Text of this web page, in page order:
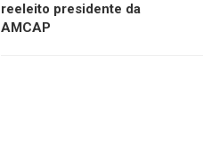
reeleito presidente da
AMCAP